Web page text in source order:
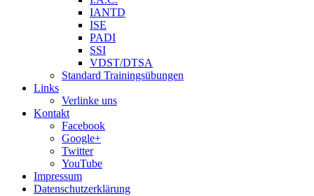
IANTD
ISE
PADI
SSI
VDST/DTSA
Standard Trainingsübungen
Links
Verlinke uns
Kontakt
Facebook
Google+
Twitter
YouTube
Impressum
Datenschutzerklärung